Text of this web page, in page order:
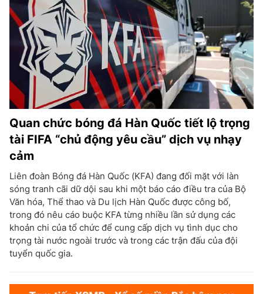
Quan chức bóng đá Hàn Quốc tiết lộ trọng
tài FIFA “chủ động yêu cầu” dịch vụ nhạy
cảm
Liên đoàn Bóng đá Hàn Quốc (KFA) đang đối mặt với làn
sóng tranh cãi dữ dội sau khi một báo cáo điều tra của Bộ
Văn hóa, Thể thao và Du lịch Hàn Quốc được công bố,
trong đó nêu cáo buộc KFA từng nhiều lần sử dụng các
khoản chi của tổ chức để cung cấp dịch vụ tình dục cho
trọng tài nước ngoài trước và trong các trận đấu của đội
tuyển quốc gia.